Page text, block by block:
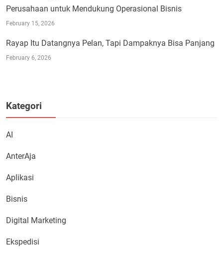
Perusahaan untuk Mendukung Operasional Bisnis
February 15, 2026
Rayap Itu Datangnya Pelan, Tapi Dampaknya Bisa Panjang
February 6, 2026
Kategori
AI
AnterAja
Aplikasi
Bisnis
Digital Marketing
Ekspedisi